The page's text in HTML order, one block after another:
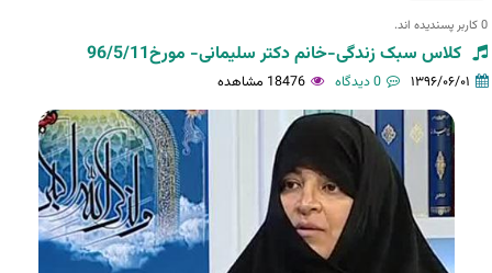
0 کاربر پسندیده اند.‎
کلاس سبک زندگی-خانم دکتر سلیمانی- مورخ96/5/11
۱۳۹۶/۰۶/۰۱ 0 دیدگاه 18476 مشاهده